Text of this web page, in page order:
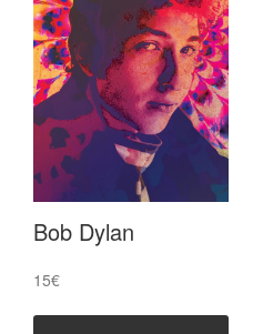
Bob Dylan
15€